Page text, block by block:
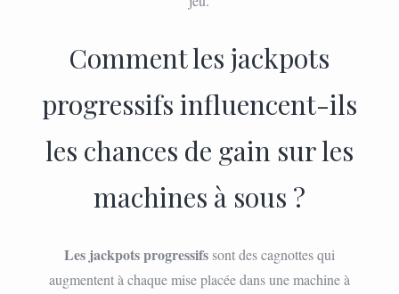
Comment les jackpots
progressifs influencent-ils
les chances de gain sur les
machines à sous ?
Les jackpots progressifssont des cagnottes qui
augmentent à chaque mise placée dans une machine à